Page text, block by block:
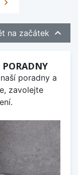

na začátek 
poradny a
zavolejte